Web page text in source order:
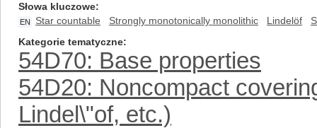
Słowa kluczowe
EN Star countable Strongly monotonically monolithic Lindelöf
Kategorie tematyczne
54D70: Base properties
54D20: Noncompact
Lindel\"of, etc.)